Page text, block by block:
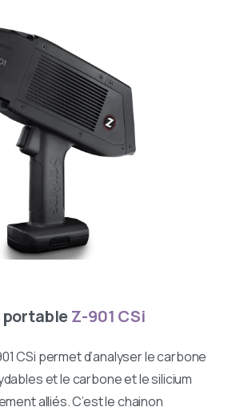
portableZ-901 CSi
CSi permet d’analyser le carbone
et le carbone et le silicium
alliés. C’est le chainon